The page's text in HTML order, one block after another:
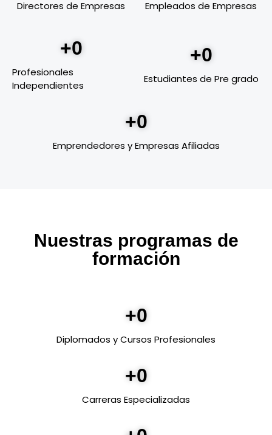
Directores de Empresas Empleados de Empresas
Profesionales
Independientes
+0
Estudiantes de Pre grado
+0
Emprendedores y Empresas Afiliadas
+0
Nuestras programas de
formación
Diplomados y Cursos Profesionales
+0
Carreras Especializadas
+0